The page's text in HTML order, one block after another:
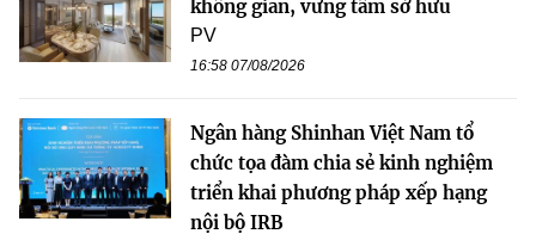
không gian, vững tâm sở hữu
PV
16:58 07/08/2026
Ngân hàng Shinhan Việt Nam tổ
chức tọa đàm chia sẻ kinh nghiệm
triển khai phương pháp xếp hạng
nội bộ IRB